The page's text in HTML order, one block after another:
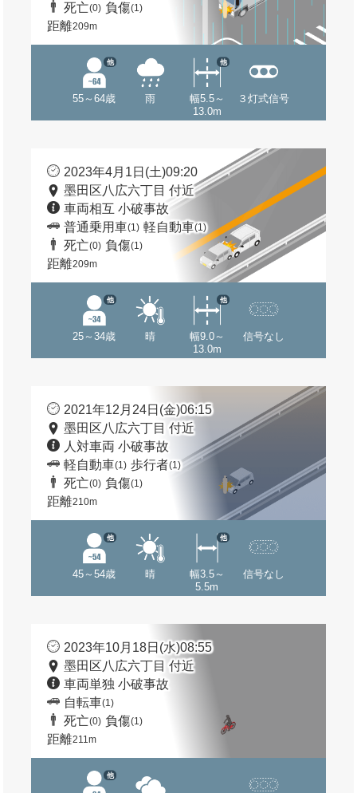
死亡(0) 負傷(1)
距離209m
55～64歳
他
雨
幅5.5～
13.0m
他
３灯式信号
2023年4月1日(土)09:20
墨田区八広六丁目 付近
車両相互 小破事故
普通乗用車(1) 軽自動車(1)
死亡(0) 負傷(1)
距離209m
25～34歳
他
晴
幅9.0～
13.0m
他
信号なし
2021年12月24日(金)06:15
墨田区八広六丁目 付近
人対車両 小破事故
軽自動車(1) 歩行者(1)
死亡(0) 負傷(1)
距離210m
45～54歳
他
晴
幅3.5～
5.5m
他
信号なし
2023年10月18日(水)08:55
墨田区八広六丁目 付近
車両単独 小破事故
自転車(1)
死亡(0) 負傷(1)
距離211m
他